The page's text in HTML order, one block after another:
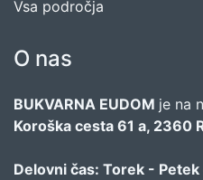
Vsa področja
O nas
BUKVARNA EUDOM je na
Koroška cesta 61 a, 2360
Delovni čas: Torek -